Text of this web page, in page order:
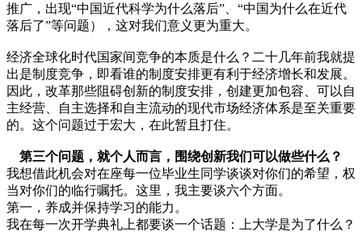
推广，出现“中国近代科学为什么落后”、“中国为什么在近代
落后了”等问题），这对我们意义更为重大。
经济全球化时代国家间竞争的本质是什么？二十几年前我就提
出是制度竞争，即看谁的制度安排更有利于经济增长和发展。
因此，改革那些阻碍创新的制度安排，创建更加包容、可以自
主经营、自主选择和自主流动的现代市场经济体系是至关重要
的。这个问题过于宏大，在此暂且打住。
第三个问题，就个人而言，围绕创新我们可以做些什么？
我想借此机会对在座每一位毕业生同学谈谈对你们的希望，权
当对你们的临行嘱托。这里，我主要谈六个方面。
第一，养成并保持学习的能力。
我在每一次开学典礼上都要谈一个话题：上大学是为了什么？